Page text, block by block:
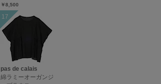
￥8,500
pas de calais
綿ラミーオーガンジ